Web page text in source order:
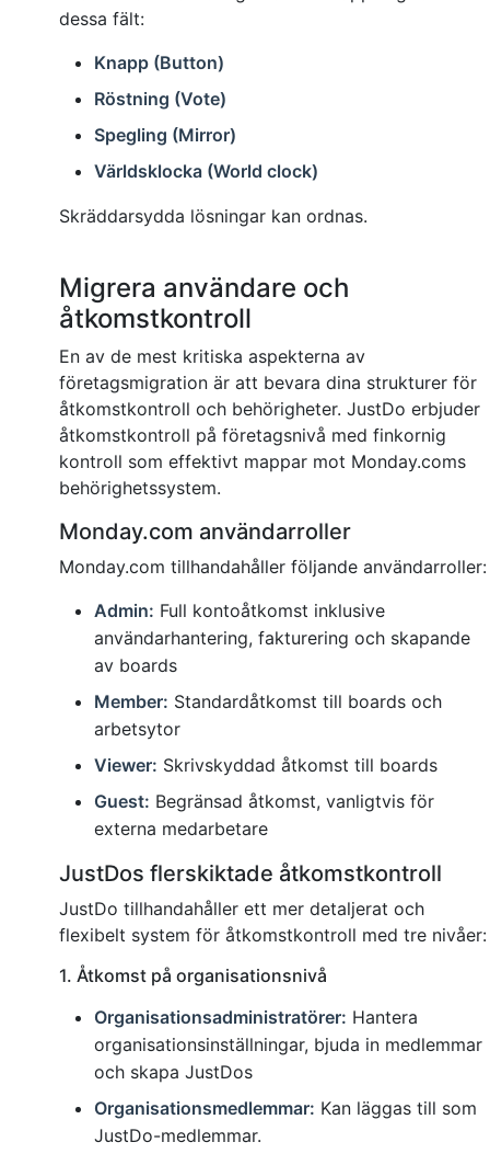
dessa fält:
Knapp (Button)
Röstning (Vote)
Spegling (Mirror)
Världsklocka (World clock)
Skräddarsydda lösningar kan ordnas.
Migrera användare och
åtkomstkontroll
En av de mest kritiska aspekterna av
företagsmigration är att bevara dina strukturer för
åtkomstkontroll och behörigheter. JustDo erbjuder
åtkomstkontroll på företagsnivå med finkornig
kontroll som effektivt mappar mot Monday.coms
behörighetssystem.
Monday.com användarroller
Monday.com tillhandahåller följande användarroller:
Admin: Full kontoåtkomst inklusive
användarhantering, fakturering och skapande
av boards
Member: Standardåtkomst till boards och
arbetsytor
Viewer: Skrivskyddad åtkomst till boards
Guest: Begränsad åtkomst, vanligtvis för
externa medarbetare
JustDos flerskiktade åtkomstkontroll
JustDo tillhandahåller ett mer detaljerat och
flexibelt system för åtkomstkontroll med tre nivåer:
1. Åtkomst på organisationsnivå
Organisationsadministratörer: Hantera
organisationsinställningar, bjuda in medlemmar
och skapa JustDos
Organisationsmedlemmar: Kan läggas till som
JustDo-medlemmar.